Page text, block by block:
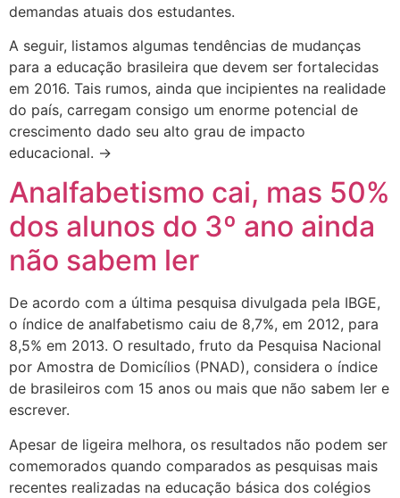
demandas atuais dos estudantes.
A seguir, listamos algumas tendências de mudanças
para a educação brasileira que devem ser fortalecidas
em 2016. Tais rumos, ainda que incipientes na realidade
do país, carregam consigo um enorme potencial de
crescimento dado seu alto grau de impacto
educacional. →
Analfabetismo cai, mas 50%
dos alunos do 3º ano ainda
não sabem ler
De acordo com a última pesquisa divulgada pela IBGE,
o índice de analfabetismo caiu de 8,7%, em 2012, para
8,5% em 2013. O resultado, fruto da Pesquisa Nacional
por Amostra de Domicílios (PNAD), considera o índice
de brasileiros com 15 anos ou mais que não sabem ler e
escrever.
Apesar de ligeira melhora, os resultados não podem ser
comemorados quando comparados as pesquisas mais
recentes realizadas na educação básica dos colégios